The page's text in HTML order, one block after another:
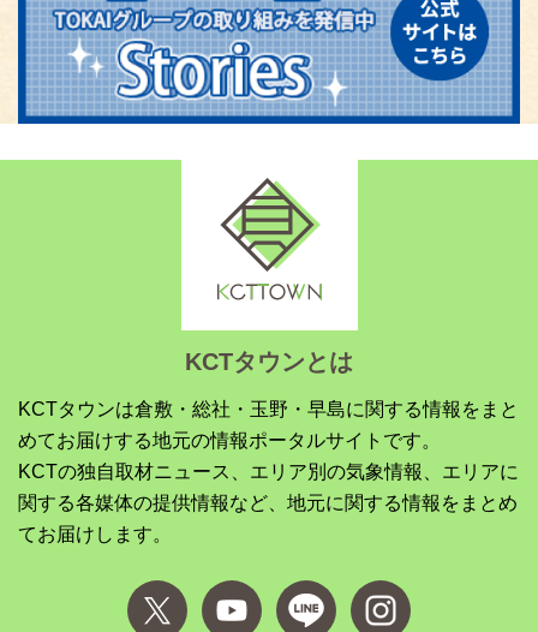
KCTタウンとは
KCTタウンは倉敷・総社・玉野・早島に関する情報をまと
めてお届けする地元の情報ポータルサイトです。
KCTの独自取材ニュース、エリア別の気象情報、エリアに
関する各媒体の提供情報など、地元に関する情報をまとめ
てお届けします。